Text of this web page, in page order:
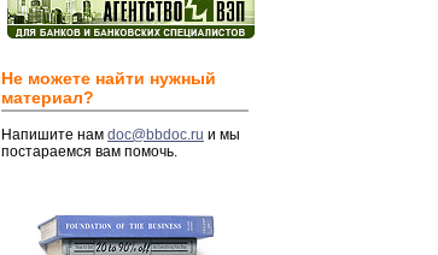
Не можете найти нужный
материал?
Напишите нам doc@bbdoc.ru и мы
постараемся вам помочь.